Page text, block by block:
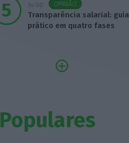
14:00 OPINIÃO
Transparência salarial: guia
prático em quatro fases
Populares